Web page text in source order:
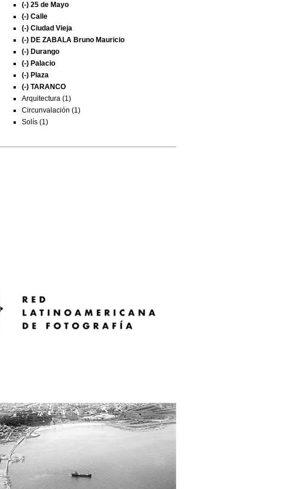
(-) 25 de Mayo
(-) Calle
(-) Ciudad Vieja
(-) DE ZABALA Bruno Mauricio
(-) Durango
(-) Palacio
(-) Plaza
(-) TARANCO
Arquitectura (1)
Circunvalación (1)
Solís (1)